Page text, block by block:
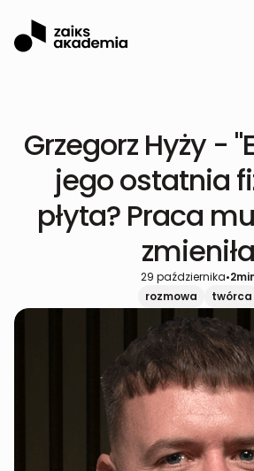
Grzegorz Hyży -
jego ostatnia
płyta? Praca
zmieniła
29 października•2
rozmowa
twórca